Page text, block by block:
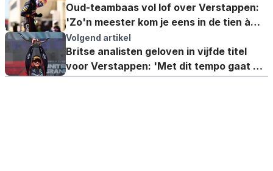
Oud-teambaas vol lof over Verstappen:
'Zo'n meester kom je eens in de tien à
twintig jaar tegen'
Volgend artikel
Britse analisten geloven in vijfde titel
voor Verstappen: 'Met dit tempo gaat hij
winnen'